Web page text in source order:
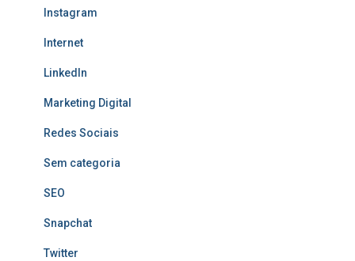
Instagram
Internet
LinkedIn
Marketing Digital
Redes Sociais
Sem categoria
SEO
Snapchat
Twitter